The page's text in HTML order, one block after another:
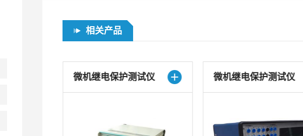
相关产品
微机继电保护测试仪 微机继电保护测试仪